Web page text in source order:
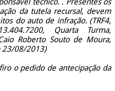
técnico. . Presentes os
da tutela recursal, devem
do auto de infração. (TRF4,
Quarta Turma,
Roberto Souto de Moura,
23/08/2013)
o pedido de antecipação da